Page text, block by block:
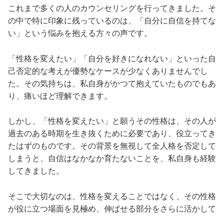
これまで多くの人のカウンセリングを行ってきました。そ
の中で特に印象に残っているのは、「自分に自信を持てな
い」という悩みを抱える方々の声です。
「性格を変えたい」「自分を好きになれない」といった自
己否定的な考えが優勢なケースが少なくありませんでし
た。その気持ちは、私自身がかつて抱えていたものでもあ
り、痛いほど理解できます。
しかし、「性格を変えたい」と願うその性格は、その人が
過去のある時期を生き抜くために必要であり、役立ってき
たはずのものです。その背景を無視して全人格を否定して
しまうと、自信はなかなか育たないことを、私自身も経験
してきました。
そこで大切なのは、性格を変えることではなく、その性格
が役に立つ場面を見極め、伸ばせる部分をさらに活かして